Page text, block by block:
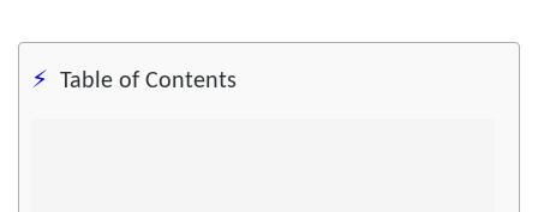
Table of Contents